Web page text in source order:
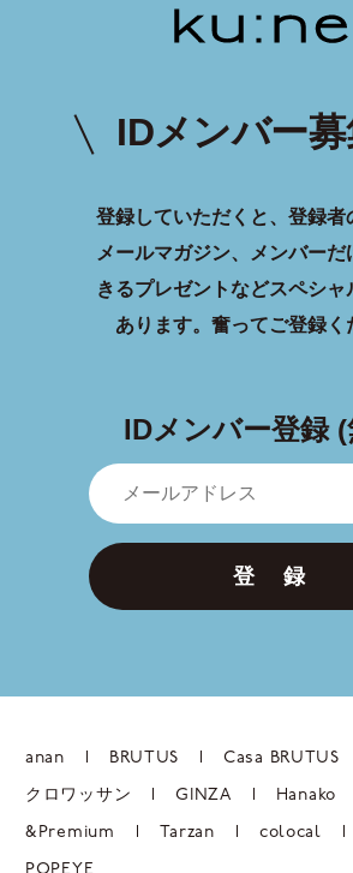
IDメンバー募
登録していただくと、登録者
メールマガジン、メンバーだ
きるプレゼントなどスペシャ
あります。 奮ってご登録く
IDメンバー登録 (
登 録
anan BRUTUS Casa BRUTUS
クロワッサン GINZA Hanako
&Premium Tarzan colocal